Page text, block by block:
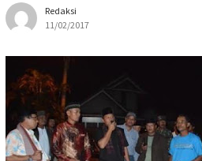
Redaksi
11/02/2017